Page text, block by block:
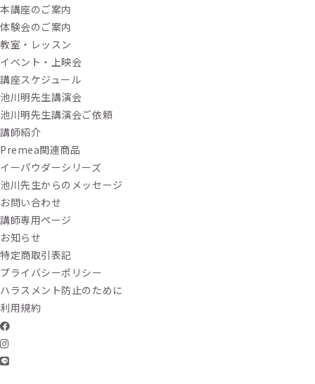
本講座のご案内
体験会のご案内
教室・レッスン
イベント・上映会
講座スケジュール
池川明先生講演会
池川明先生講演会ご依頼
講師紹介
Premea関連商品
イーパウダーシリーズ
池川先生からのメッセージ
お問い合わせ
講師専用ページ
お知らせ
特定商取引表記
プライバシーポリシー
ハラスメント防止のために
利用規約